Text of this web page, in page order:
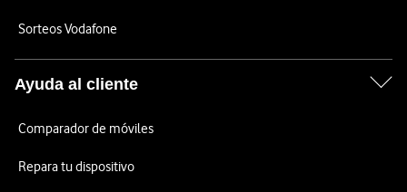
Sorteos Vodafone
Ayuda al cliente
Comparador de móviles
Repara tu dispositivo